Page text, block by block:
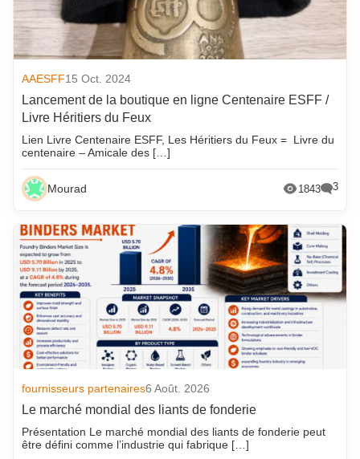
AAESFF15 Oct. 2024
Lancement de la boutique en ligne Centenaire ESFF /
Livre Héritiers du Feux
Lien Livre Centenaire ESFF, Les Héritiers du Feux = Livre du
centenaire – Amicale des […]
Mourad 1843 3
fournisseurs partenaires6 Août. 2026
Le marché mondial des liants de fonderie
Présentation Le marché mondial des liants de fonderie peut
être défini comme l’industrie qui fabrique […]